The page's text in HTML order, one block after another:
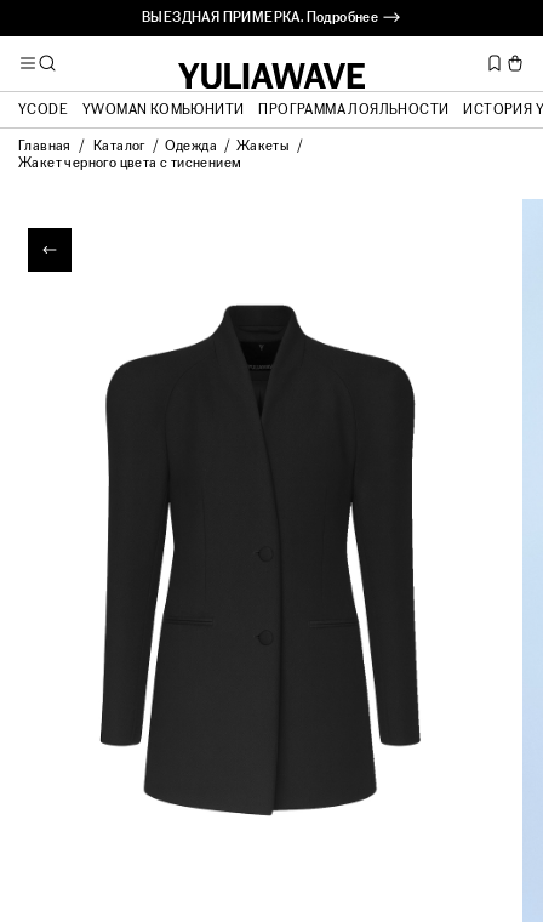
ВЫЕЗДНАЯ ПРИМЕРКА. Подробнее ⟶
YCODE YWOMAN КОМЬЮНИТИ ПРОГРАММА ЛОЯЛЬНОСТИ ИСТОРИЯ
Главная Каталог Одежда
Жакеты
Жакет черного цвета с тиснением